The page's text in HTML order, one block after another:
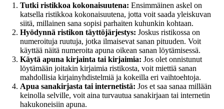
Tutki ristikkoa kokonaisuutena: Ensimmäinen askel on
katsella ristikkoa kokonaisuutena, jotta voit saada yleiskuvan
siitä, millainen sana sopisi parhaiten kuhunkin kohtaan.
Hyödynnä ristikon täyttöjärjestys: Joskus ristikossa on
numeroituja ruutuja, jotka ilmaisevat sanan pituuden. Voit
käyttää näitä numeroita apuna oikean sanan löytämisessä.
Käytä apuna kirjainta tai kirjaimia: Jos olet onnistunut
löytämään joitakin kirjaimia ristikosta, voit miettiä sanan
mahdollisia kirjainyhdistelmiä ja kokeilla eri vaihtoehtoja.
Apua sanakirjasta tai internetistä: Jos et saa sanaa millään
keinolla selville, voit aina turvautua sanakirjaan tai internetin
hakukoneisiin apuna.